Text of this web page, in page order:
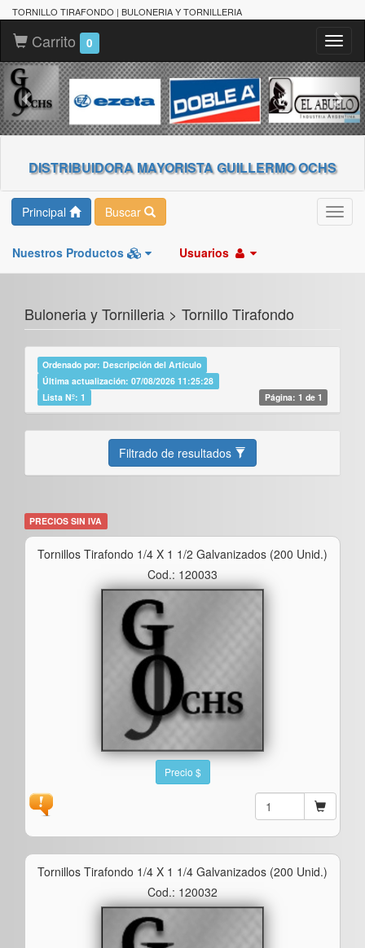
TORNILLO TIRAFONDO | BULONERIA Y TORNILLERIA
Carrito 0
DISTRIBUIDORA MAYORISTA GUILLERMO OCHS
Principal Buscar
Nuestros Productos Usuarios
Buloneria y Tornilleria > Tornillo Tirafondo
Ordenado por: Descripción del Artículo
Última actualización: 07/08/2026 11:25:28
Lista Nº: 1
Página: 1 de 1
Filtrado de resultados
PRECIOS SIN IVA
Tornillos Tirafondo 1/4 X 1 1/2 Galvanizados (200 Unid.)
Cod.: 120033
Precio $
Tornillos Tirafondo 1/4 X 1 1/4 Galvanizados (200 Unid.)
Cod.: 120032